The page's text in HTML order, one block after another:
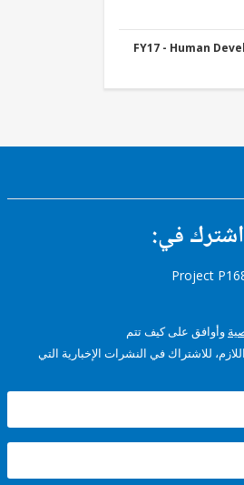
FY17 -
في:
على كيف تتم
في النشرات الإخبارية التي